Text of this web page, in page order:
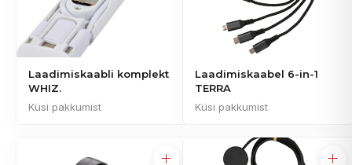
Laadimiskaabli komplekt
WHIZ.
Küsi pakkumist
Laadimiskaabel 6-in-1
TERRA
Küsi pakkumist